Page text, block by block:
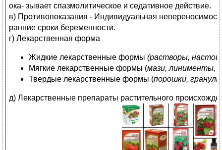
ока- зывает спазмолитическое и седативное действие.
в) Противопоказания - Индивидуальная
ранние сроки беременности.
г) Лекарственная форма
Жидкие лекарственные формы (растворы,
Мягкие лекарственные формы (мази, линименты,
Твердые лекарственные формы (порошки,
д) Лекарственные препараты растительного